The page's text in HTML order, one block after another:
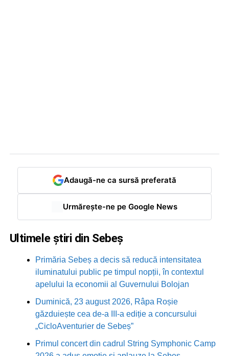
Adaugă-ne ca sursă preferată
Urmărește-ne pe Google News
Ultimele știri din Sebeș
Primăria Sebeș a decis să reducă intensitatea
iluminatului public pe timpul nopții, în contextul
apelului la economii al Guvernului Bolojan
Duminică, 23 august 2026, Râpa Roșie
găzduiește cea de-a III-a ediție a concursului
„CicloAventurier de Sebeș”
Primul concert din cadrul String Symphonic Camp